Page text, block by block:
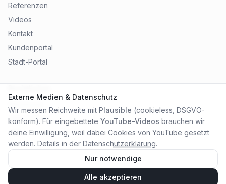
Referenzen
Videos
Kontakt
Kundenportal
Stadt-Portal
Datenschutz
AGB
City Online Medien OHG . Alle Rechte vorbehalten.
Externe Medien & Datenschutz
Wir messen Reichweite mit Plausible (cookieless, DSGVO-
konform). Für eingebettete YouTube-Videos brauchen wir
deine Einwilligung, weil dabei Cookies von YouTube gesetzt
werden. Details in der Datenschutzerklärung.
Nur notwendige
Alle akzeptieren